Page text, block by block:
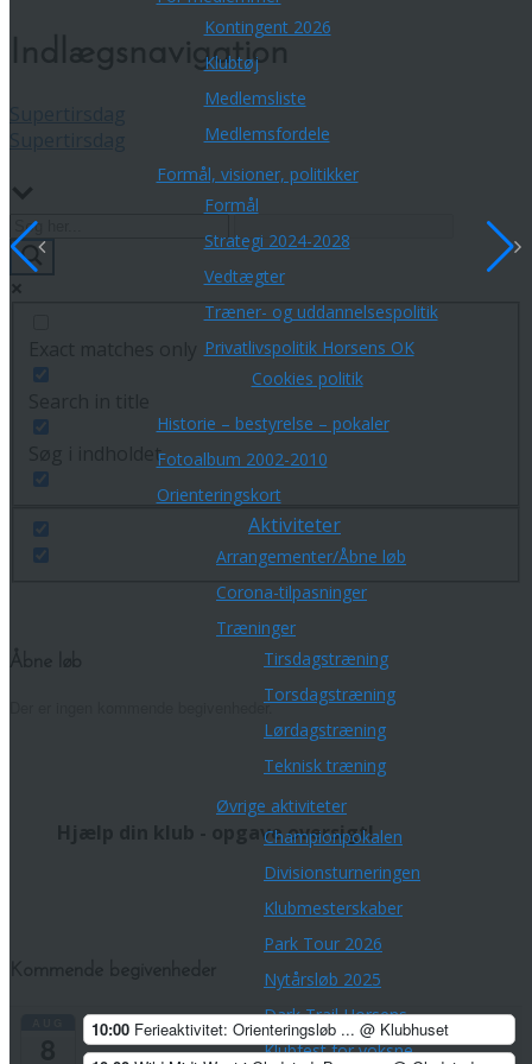
Kontingent 2026
Klubtøj
Medlemsliste
Medlemsfordele
Formål, visioner, politikker
Formål
Strategi 2024-2028
Vedtægter
Træner- og uddannelsespolitik
Privatlivspolitik Horsens OK
Cookies politik
Historie – bestyrelse – pokaler
Fotoalbum 2002-2010
Orienteringskort
Aktiviteter
Arrangementer/Åbne løb
Corona-tilpasninger
Træninger
Tirsdagstræning
Torsdagstræning
Lørdagstræning
Teknisk træning
Øvrige aktiviteter
Championpokalen
Divisionsturneringen
Klubmesterskaber
Park Tour 2026
Nytårsløb 2025
Dark Trail Horsens
Klubfest for voksne
Indlægsnavigation
Søg i indholdet
Der er ingen kommende begivenheder.
Hjælp din klub - opgave oversigt!
10:00 Ferieaktivitet: Orienteringsløb ... @ Klubhuset